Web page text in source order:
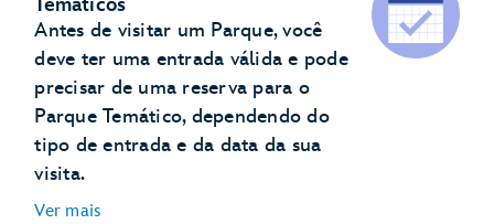
Temáticos
Antes de visitar um Parque, você
deve ter uma entrada válida e pode
precisar de uma reserva para o
Parque Temático, dependendo do
tipo de entrada e da data da sua
visita.
Ver mais